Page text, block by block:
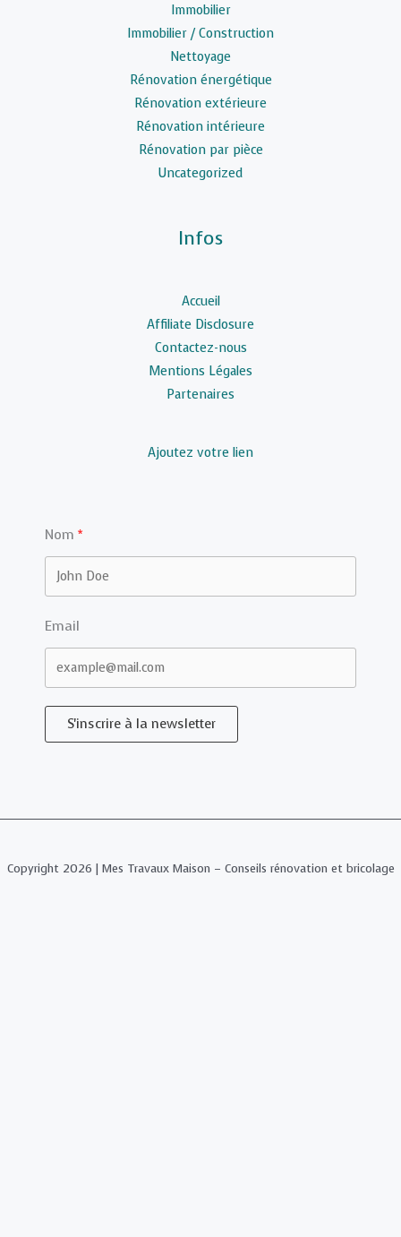
Immobilier
Immobilier / Construction
Nettoyage
Rénovation énergétique
Rénovation extérieure
Rénovation intérieure
Rénovation par pièce
Uncategorized
Infos
Accueil
Affiliate Disclosure
Contactez-nous
Mentions Légales
Partenaires
Ajoutez votre lien
Nom
Email
S'inscrire à la newsletter
Copyright 2026 | Mes Travaux Maison – Conseils rénovation et bricolage